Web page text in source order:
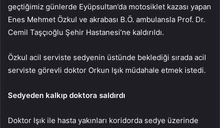
geçtiğimiz günlerde Eyüpsultan’da motosiklet kazası yapan
Enes Mehmet Özkul ve akrabası B.Ö. ambulansla Prof. Dr.
Cemil Taşçıoğlu Şehir Hastanesi’ne kaldırıldı.
Özkul acil serviste sedyenin üstünde beklediği sırada acil
serviste görevli doktor Orkun Işık müdahale etmek istedi.
Sedyeden kalkıp doktora saldırdı
Doktor Işık ile hasta yakınları koridorda sedye üzerinde